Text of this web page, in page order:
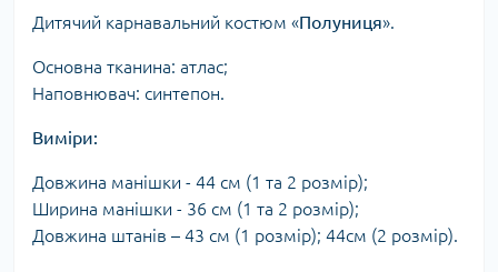
Дитячий карнавальний костюм «Полуниця».
Основна тканина: атлас;
Наповнювач: синтепон.
Виміри:
Довжина манішки - 44 см (1 та 2 розмір);
Ширина манішки - 36 см (1 та 2 розмір);
Довжина штанів – 43 см (1 розмір); 44см (2 розмір).